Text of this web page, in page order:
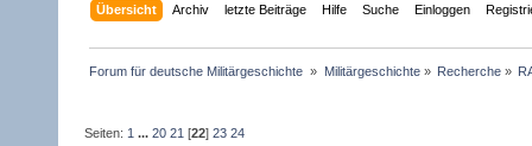
Übersicht Archiv letzte Beiträge Hilfe Suche Einloggen
Forum für deutsche Militärgeschichte » Militärgeschichte» Recherche»
Seiten: 1 ...20 21 [22]23 24